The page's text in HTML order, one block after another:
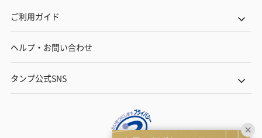
ご利用ガイド
ヘルプ・お問い合わせ
タンプ公式SNS